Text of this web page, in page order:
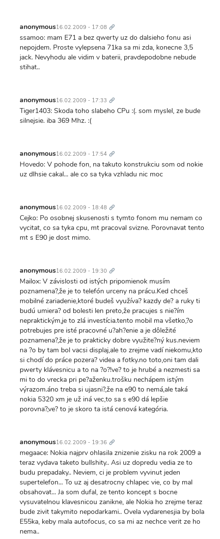
anonymous16.02.2009 - 17:08 odkaz
ssamoo: mam E71 a bez qwerty uz do dalsieho fonu asi
nepojdem. Proste vylepsena 71ka sa mi zda, konecne 3,5
jack. Nevyhodu ale vidim v baterii, pravdepodobne nebude
stihat..
anonymous16.02.2009 - 17:33 odkaz
Tiger1403: Skoda toho slabeho CPu :(. som myslel, ze bude
silnejsie. iba 369 Mhz. :(
anonymous16.02.2009 - 17:54 odkaz
Hovedo: V pohode fon, na takuto konstrukciu som od nokie
uz dlhsie cakal... ale co sa tyka vzhladu nic moc
anonymous16.02.2009 - 18:48 odkaz
Cejko: Po osobnej skusenosti s tymto fonom mu nemam co
vycitat, co sa tyka cpu, mt pracoval svizne. Porovnavat tento
mt s E90 je dost mimo.
anonymous16.02.2009 - 19:30 odkaz
Mailox: V závislosti od istých pripomienok musím
poznamena?,že je to telefón urceny na prácu.Ked chceš
mobilné zariadenie,ktoré budeš využíva? kazdy de? a ruky ti
budú umiera? od bolesti len preto,že pracujes s nie?ím
nepraktickým,je to zlá investícia.tento mobil ma všetko,?o
potrebujes pre isté pracovné u?ah?enie a je dôležité
poznamena?,že je to prakticky dobre využite?ný kus.neviem
na ?o by tam bol vacsi displaj,ale to zrejme vadí niekomu,kto
si chodí do práce pozera? videa a fotky.no toto,oni tam dali
pwerty klávesnicu a to na ?o?!ve? to je hrubé a nezmesti sa
mi to do vrecka pri pe?aženku.trošku nechápem istým
výrazom.áno treba si ujasni?,že na e90 to nemá,ale taká
nokia 5320 xm je už iná vec,to sa s e90 dá lepšie
porovna?,ve? to je skoro ta istá cenová kategória.
anonymous16.02.2009 - 19:36 odkaz
megaace: Nokia najprv ohlasila znizenie zisku na rok 2009 a
teraz vydava taketo bullshity.. Asi uz dopredu vedia ze to
budu prepadaky.. Neviem, ci je problem vyvinut jeden
supertelefon... To uz aj desatrocny chlapec vie, co by mal
obsahovat... Ja som dufal, ze tento koncept s bocne
vysuvatelnou klavesnicou zanikne, ale Nokia ho zrejme teraz
bude zivit takymito nepodarkami.. Ovela vydarenesjia by bola
E55ka, keby mala autofocus, co sa mi az nechce verit ze ho
nema..